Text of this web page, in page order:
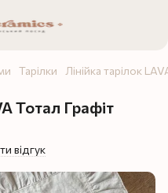
Тарілки Лінійка тарілок
Тотал Графіт
відгук